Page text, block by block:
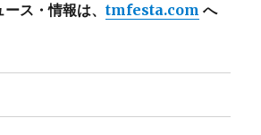
ース・情報は、tmfesta.com へ